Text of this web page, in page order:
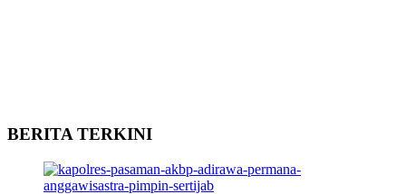
BERITA TERKINI